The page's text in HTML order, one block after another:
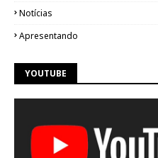
Notícias
Apresentando
YOUTUBE